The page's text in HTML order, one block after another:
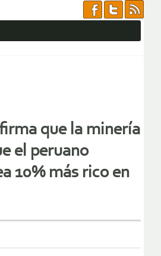
que la minería
el peruano
10% más rico en